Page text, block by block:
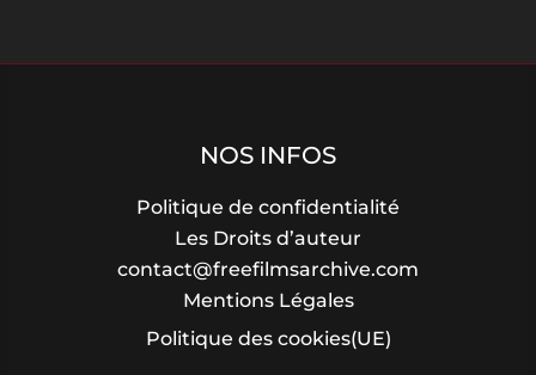
NOS INFOS
Politique de confidentialité
Les Droits d’auteur
contact@freefilmsarchive.com
Mentions Légales
Politique des cookies(UE)